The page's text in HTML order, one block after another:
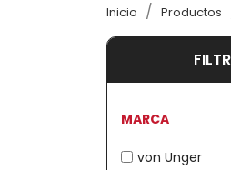
Inicio Productos
MARCA
von Unger